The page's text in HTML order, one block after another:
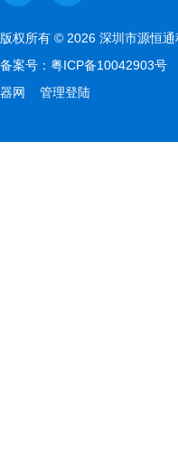
版权所有 © 2026 深圳市源恒
备案号： 粤ICP备10042903号
器网
管理登陆